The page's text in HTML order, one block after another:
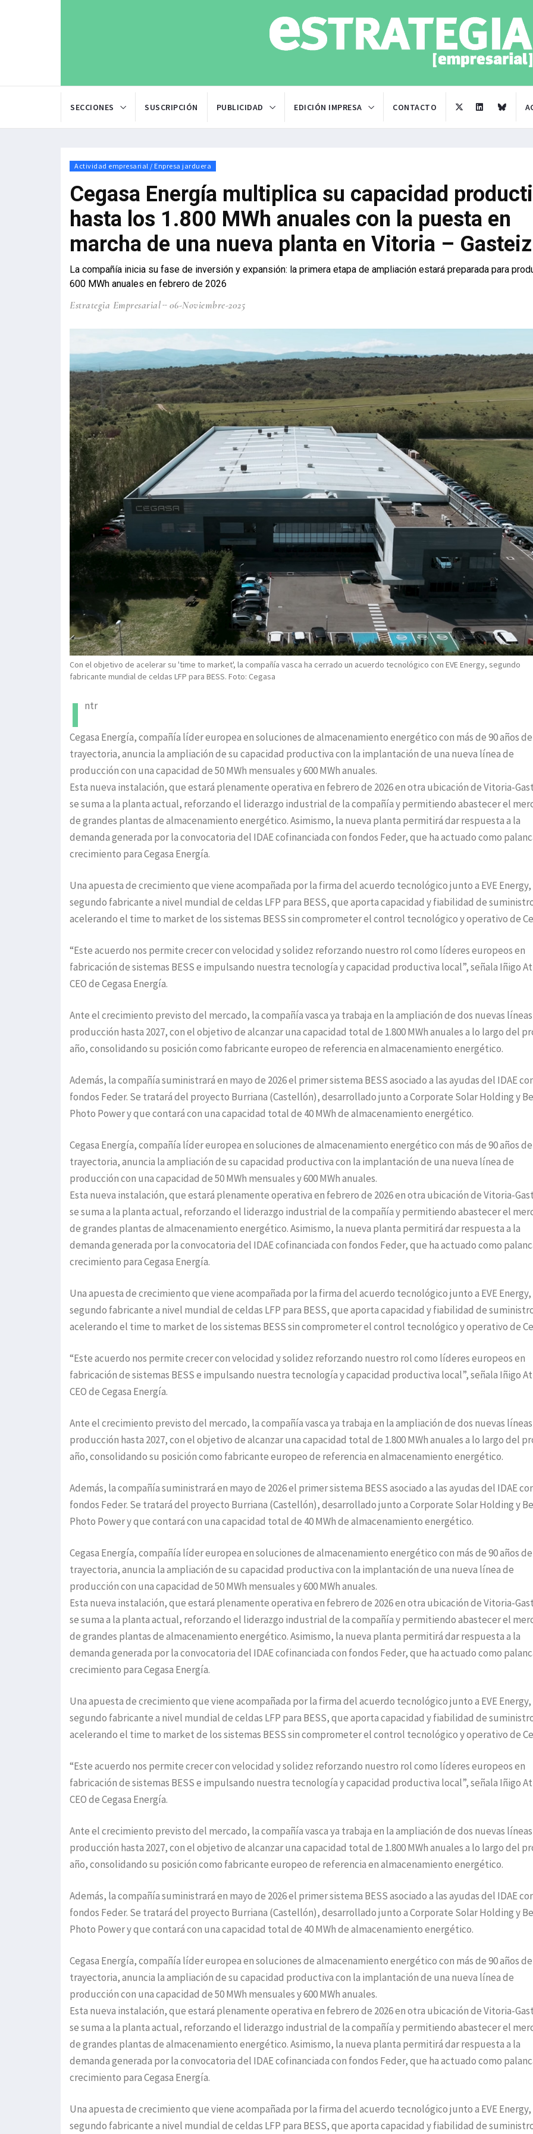
SECCIONES SUSCRIPCIÓN PUBLICIDAD EDICIÓN IMPRESA CONTACTO
Actividad empresarial / Enpresa jarduera
Cegasa Energía multiplica su capacidad
hasta los 1.800 MWh anuales con la puesta en
marcha de una nueva planta en Vitoria – Gasteiz
La compañía inicia su fase de inversión y expansión: la primera etapa de ampliación estará preparada para
600 MWh anuales en febrero de 2026
Estrategia Empresarial 06-Noviembre-2025
Con el objetivo de acelerar su 'time to market', la compañía vasca ha cerrado un acuerdo tecnológico con EVE Energy, segundo
fabricante mundial de celdas LFP para BESS. Foto: Cegasa
I ntr
Cegasa Energía, compañía líder europea en soluciones de almacenamiento energético con más de 90 años de
trayectoria, anuncia la ampliación de su capacidad productiva con la implantación de una nueva línea de
producción con una capacidad de 50 MWh mensuales y 600 MWh anuales.
Esta nueva instalación, que estará plenamente operativa en febrero de 2026 en otra ubicación de Vitoria-
se suma a la planta actual, reforzando el liderazgo industrial de la compañía y permitiendo abastecer el
de grandes plantas de almacenamiento energético. Asimismo, la nueva planta permitirá dar respuesta a la
demanda generada por la convocatoria del IDAE cofinanciada con fondos Feder, que ha actuado como
crecimiento para Cegasa Energía.
Una apuesta de crecimiento que viene acompañada por la firma del acuerdo tecnológico junto a EVE Energy,
segundo fabricante a nivel mundial de celdas LFP para BESS, que aporta capacidad y fiabilidad de
acelerando el time to market de los sistemas BESS sin comprometer el control tecnológico y operativo de
“Este acuerdo nos permite crecer con velocidad y solidez reforzando nuestro rol como líderes europeos en
fabricación de sistemas BESS e impulsando nuestra tecnología y capacidad productiva local”, señala Iñigo
CEO de Cegasa Energía.
Ante el crecimiento previsto del mercado, la compañía vasca ya trabaja en la ampliación de dos nuevas
producción hasta 2027, con el objetivo de alcanzar una capacidad total de 1.800 MWh anuales a lo largo del
año, consolidando su posición como fabricante europeo de referencia en almacenamiento energético.
Además, la compañía suministrará en mayo de 2026 el primer sistema BESS asociado a las ayudas del IDAE
fondos Feder. Se tratará del proyecto Burriana (Castellón), desarrollado junto a Corporate Solar Holding y
Photo Power y que contará con una capacidad total de 40 MWh de almacenamiento energético.
Cegasa Energía, compañía líder europea en soluciones de almacenamiento energético con más de 90 años de
trayectoria, anuncia la ampliación de su capacidad productiva con la implantación de una nueva línea de
producción con una capacidad de 50 MWh mensuales y 600 MWh anuales.
Esta nueva instalación, que estará plenamente operativa en febrero de 2026 en otra ubicación de Vitoria-
se suma a la planta actual, reforzando el liderazgo industrial de la compañía y permitiendo abastecer el
de grandes plantas de almacenamiento energético. Asimismo, la nueva planta permitirá dar respuesta a la
demanda generada por la convocatoria del IDAE cofinanciada con fondos Feder, que ha actuado como
crecimiento para Cegasa Energía.
Una apuesta de crecimiento que viene acompañada por la firma del acuerdo tecnológico junto a EVE Energy,
segundo fabricante a nivel mundial de celdas LFP para BESS, que aporta capacidad y fiabilidad de
acelerando el time to market de los sistemas BESS sin comprometer el control tecnológico y operativo de
“Este acuerdo nos permite crecer con velocidad y solidez reforzando nuestro rol como líderes europeos en
fabricación de sistemas BESS e impulsando nuestra tecnología y capacidad productiva local”, señala Iñigo
CEO de Cegasa Energía.
Ante el crecimiento previsto del mercado, la compañía vasca ya trabaja en la ampliación de dos nuevas
producción hasta 2027, con el objetivo de alcanzar una capacidad total de 1.800 MWh anuales a lo largo del
año, consolidando su posición como fabricante europeo de referencia en almacenamiento energético.
Además, la compañía suministrará en mayo de 2026 el primer sistema BESS asociado a las ayudas del IDAE
fondos Feder. Se tratará del proyecto Burriana (Castellón), desarrollado junto a Corporate Solar Holding y
Photo Power y que contará con una capacidad total de 40 MWh de almacenamiento energético.
Cegasa Energía, compañía líder europea en soluciones de almacenamiento energético con más de 90 años de
trayectoria, anuncia la ampliación de su capacidad productiva con la implantación de una nueva línea de
producción con una capacidad de 50 MWh mensuales y 600 MWh anuales.
Esta nueva instalación, que estará plenamente operativa en febrero de 2026 en otra ubicación de Vitoria-
se suma a la planta actual, reforzando el liderazgo industrial de la compañía y permitiendo abastecer el
de grandes plantas de almacenamiento energético. Asimismo, la nueva planta permitirá dar respuesta a la
demanda generada por la convocatoria del IDAE cofinanciada con fondos Feder, que ha actuado como
crecimiento para Cegasa Energía.
Una apuesta de crecimiento que viene acompañada por la firma del acuerdo tecnológico junto a EVE Energy,
segundo fabricante a nivel mundial de celdas LFP para BESS, que aporta capacidad y fiabilidad de
acelerando el time to market de los sistemas BESS sin comprometer el control tecnológico y operativo de
“Este acuerdo nos permite crecer con velocidad y solidez reforzando nuestro rol como líderes europeos en
fabricación de sistemas BESS e impulsando nuestra tecnología y capacidad productiva local”, señala Iñigo
CEO de Cegasa Energía.
Ante el crecimiento previsto del mercado, la compañía vasca ya trabaja en la ampliación de dos nuevas
producción hasta 2027, con el objetivo de alcanzar una capacidad total de 1.800 MWh anuales a lo largo del
año, consolidando su posición como fabricante europeo de referencia en almacenamiento energético.
Además, la compañía suministrará en mayo de 2026 el primer sistema BESS asociado a las ayudas del IDAE
fondos Feder. Se tratará del proyecto Burriana (Castellón), desarrollado junto a Corporate Solar Holding y
Photo Power y que contará con una capacidad total de 40 MWh de almacenamiento energético.
Cegasa Energía, compañía líder europea en soluciones de almacenamiento energético con más de 90 años de
trayectoria, anuncia la ampliación de su capacidad productiva con la implantación de una nueva línea de
producción con una capacidad de 50 MWh mensuales y 600 MWh anuales.
Esta nueva instalación, que estará plenamente operativa en febrero de 2026 en otra ubicación de Vitoria-
se suma a la planta actual, reforzando el liderazgo industrial de la compañía y permitiendo abastecer el
de grandes plantas de almacenamiento energético. Asimismo, la nueva planta permitirá dar respuesta a la
demanda generada por la convocatoria del IDAE cofinanciada con fondos Feder, que ha actuado como
crecimiento para Cegasa Energía.
Una apuesta de crecimiento que viene acompañada por la firma del acuerdo tecnológico junto a EVE Energy,
segundo fabricante a nivel mundial de celdas LFP para BESS, que aporta capacidad y fiabilidad de